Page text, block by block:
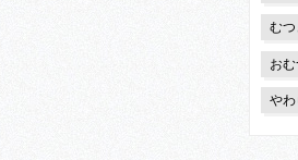
む
お
や